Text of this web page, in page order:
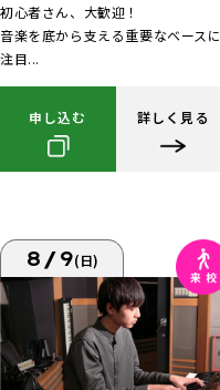
初心者さん、大歓迎！
音楽を底から支える重要なベースに
注目...
申し込む 詳しく見る
8/9(日)